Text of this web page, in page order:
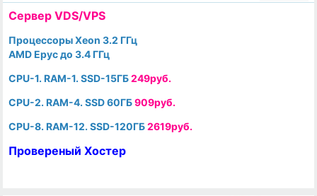
Cервер VDS/VPS
Процессоры Xeon 3.2 ГГц
AMD Epyc до 3.4 ГГц
CPU-1. RAM-1. SSD-15ГБ249руб.
CPU-2. RAM-4. SSD 60ГБ909руб.
CPU-8. RAM-12. SSD-120ГБ2619руб.
Провереный Хостер